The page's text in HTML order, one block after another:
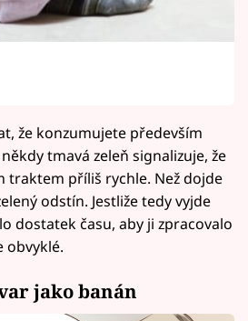
že konzumujete především
tmavá zeleň signalizuje, že
traktem příliš rychle. Než dojde
odstín. Jestliže tedy vyjde
dostatek času, aby ji zpracovalo
obvyklé.
jako banán